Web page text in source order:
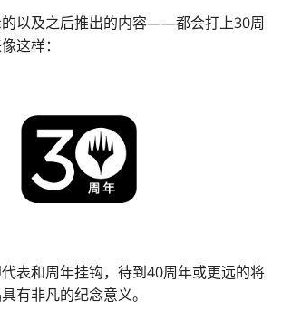
以及之后推出的内容——都会打上30周
这样：
表和周年挂钩，待到40周年或更远的将
有非凡的纪念意义。